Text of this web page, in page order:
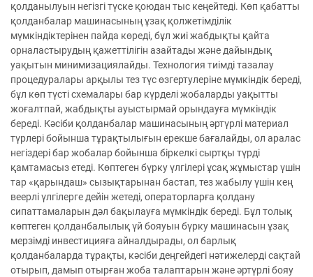
қолданылуын негізгі түске қоюдан тыс кеңейтеді. Көп қабатты
қолданбалар машинасының ұзақ қолжетімділік
мүмкіндіктерінен пайда көреді, бұл жиі жабдықты қайта
орналастырудың қажеттілігін азайтады және дайындық
уақытын минимизациялайды. Технология тиімді тазалау
процедуралары арқылы тез түс өзгертулеріне мүмкіндік береді,
бұл көп түсті схемалары бар күрделі жобаларды уақытты
жоғалтпай, жабдықты ауыстырмай орындауға мүмкіндік
береді. Кәсіби қолданбалар машинасының әртүрлі материал
түрлері бойынша тұрақтылығын ерекше бағалайды, ол аралас
негіздері бар жобалар бойынша біркелкі сыртқы түрді
қамтамасыз етеді. Көптеген бүрку үлгілері ұсақ жұмыстар үшін
тар «қарындаш» сызықтарынан бастап, тез жабылу үшін кең
веерлі үлгілерге дейін жетеді, операторларға қолдану
сипаттамаларын дәл бақылауға мүмкіндік береді. Бұл толық
көптеген қолданбалылық үй бояуын бүрку машинасын ұзақ
мерзімді инвестицияға айналдырады, ол барлық
қолданбаларда тұрақты, кәсіби деңгейдегі нәтижелерді сақтай
отырып, дамып отырған жоба талаптарын және әртүрлі бояу